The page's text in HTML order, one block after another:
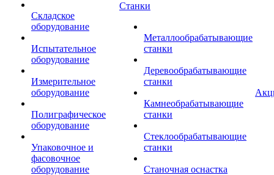
Складское
оборудование
Испытательное
оборудование
Измерительное
оборудование
Полиграфическое
оборудование
Упаковочное и
фасовочное
оборудование
Станки
Металлообрабатывающие
станки
Деревообрабатывающие
станки
Камнеобрабатывающие
станки
Стеклообрабатывающие
станки
Станочная оснастка